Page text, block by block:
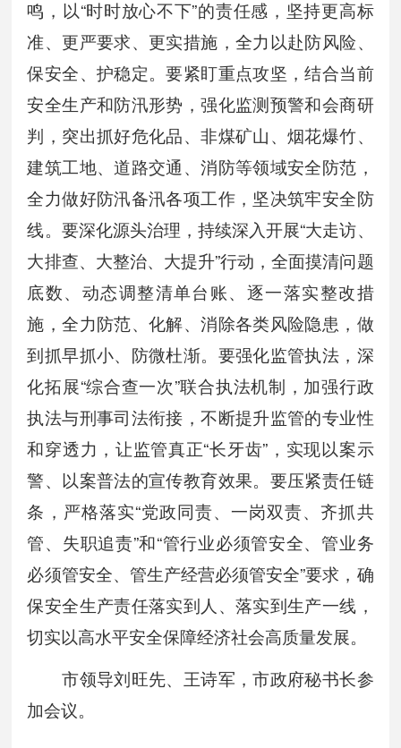
鸣，以“时时放心不下”的责任感，坚持更高标
准、更严要求、更实措施，全力以赴防风险、
保安全、护稳定。要紧盯重点攻坚，结合当前
安全生产和防汛形势，强化监测预警和会商研
判，突出抓好危化品、非煤矿山、烟花爆竹、
建筑工地、道路交通、消防等领域安全防范，
全力做好防汛备汛各项工作，坚决筑牢安全防
线。要深化源头治理，持续深入开展“大走访、
大排查、大整治、大提升”行动，全面摸清问题
底数、动态调整清单台账、逐一落实整改措
施，全力防范、化解、消除各类风险隐患，做
到抓早抓小、防微杜渐。要强化监管执法，深
化拓展“综合查一次”联合执法机制，加强行政
执法与刑事司法衔接，不断提升监管的专业性
和穿透力，让监管真正“长牙齿”，实现以案示
警、以案普法的宣传教育效果。要压紧责任链
条，严格落实“党政同责、一岗双责、齐抓共
管、失职追责”和“管行业必须管安全、管业务
必须管安全、管生产经营必须管安全”要求，确
保安全生产责任落实到人、落实到生产一线，
切实以高水平安全保障经济社会高质量发展。
市领导刘旺先、王诗军，市政府秘书长参
加会议。